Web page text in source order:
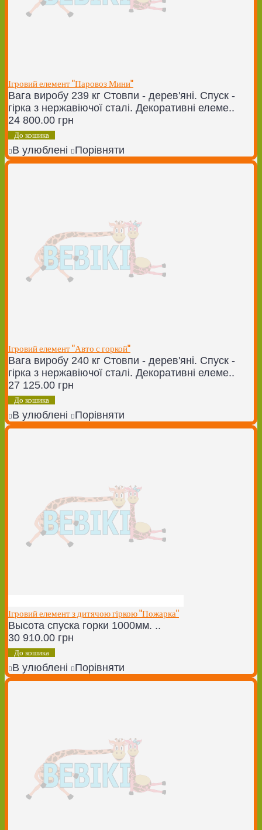
Ігровий елемент "Паровоз Мини"
Вага виробу 239 кг Стовпи - дерев'яні. Спуск -
гірка з нержавіючої сталі. Декоративні елеме..
24 800.00 грн
До кошика
В улюблені Порівняти
Ігровий елемент "Авто с горкой"
Вага виробу 240 кг Стовпи - дерев'яні. Спуск -
гірка з нержавіючої сталі. Декоративні елеме..
27 125.00 грн
До кошика
В улюблені Порівняти
Ігровий елемент з дитячою гіркою "Пожарка"
Высота спуска горки 1000мм. ..
30 910.00 грн
До кошика
В улюблені Порівняти